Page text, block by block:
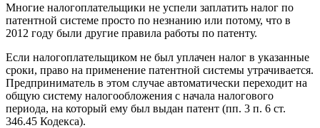
Многие налогоплательщики не успели заплатить налог по
патентной системе просто по незнанию или потому, что в
2012 году были другие правила работы по патенту.
Если налогоплательщиком не был уплачен налог в указанные
сроки, право на применение патентной системы утрачивается.
Предприниматель в этом случае автоматически переходит на
общую систему налогообложения с начала налогового
периода, на который ему был выдан патент (пп. 3 п. 6 ст.
346.45 Кодекса).